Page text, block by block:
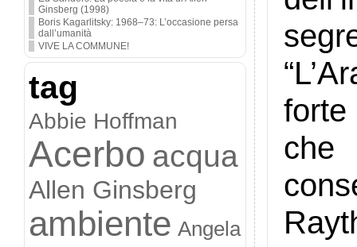
Ginsberg (1998)
Boris Kagarlitsky: 1968–73: L’occasione persa
dall’umanità
VIVE LA COMMUNE!
tag
Abbie Hoffman
Acerbo acqua
Allen Ginsberg
ambiente Angela
che